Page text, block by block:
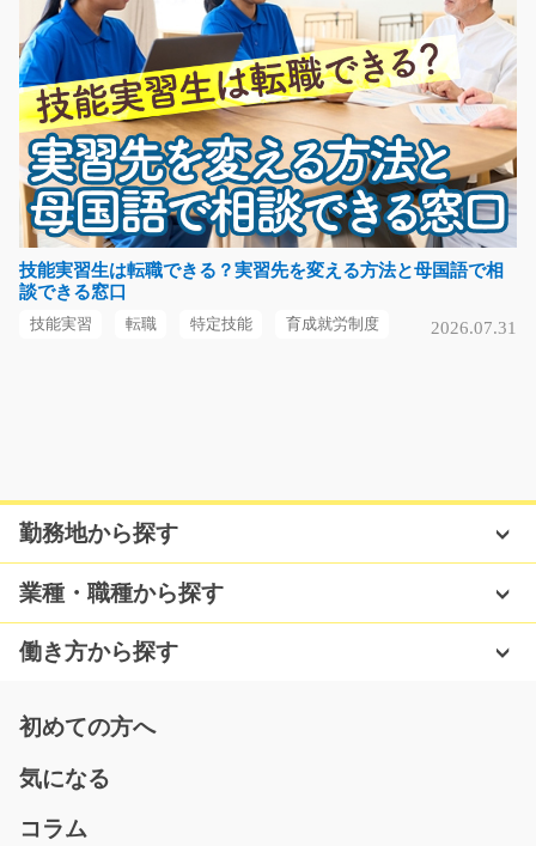
長期（3ヶ月以上）
時給1100円～
福岡県久留米市
気になる
工場内で包装用紙を検査するお仕事/t03_00074
☆大募集☆人気の座り作業♪モクモク作業が好きな方必見
♪包装用紙の検査作業…
長期（3ヶ月以上）
自動車部品の組み立てとスポット溶接作業/g05_00
244
NEW☆担当イチオシ！！☆長期安定☆自動車部品の組み
立てとスポット溶接のお…
長期（3ヶ月以上）
時給1300円
技能実習生は転職できる？実習先を変える方法と母国語で相
談できる窓口
技能実習 転職 特定技能 育成就労制度 2026.07.31
勤務地から探す
業種・職種から探す
働き方から探す
初めての方へ
気になる
コラム